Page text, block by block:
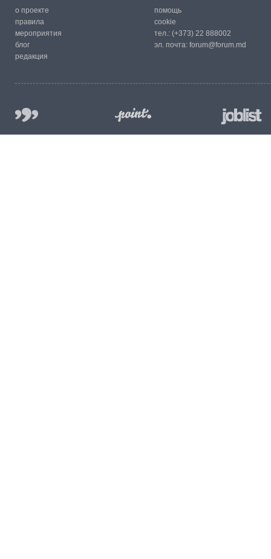
о проекте
правила
мероприятия
блог
редакция
помощь
cookie
тел.: (+373) 22 888002
эл. почта: forum@forum.md